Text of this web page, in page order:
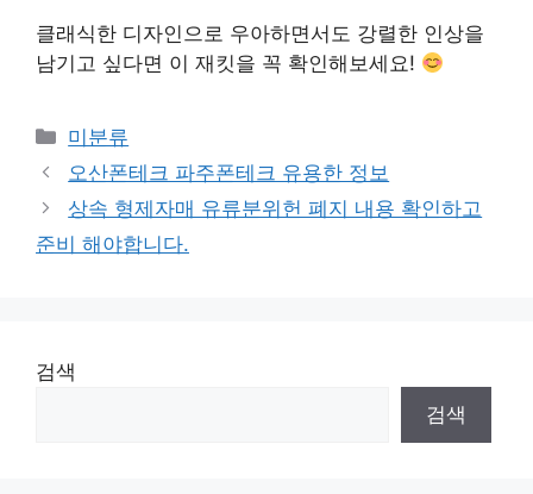
클래식한 디자인으로 우아하면서도 강렬한 인상을
남기고 싶다면 이 재킷을 꼭 확인해보세요!
Categories
미분류
오산폰테크 파주폰테크 유용한 정보
상속 형제자매 유류분위헌 폐지 내용 확인하고
준비 해야합니다.
검색
검색